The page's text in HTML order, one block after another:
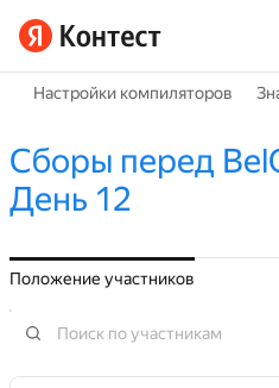
Настройки компиляторов
Сборы перед
День 12
Положение участников